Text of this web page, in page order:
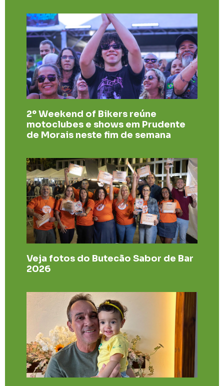
2º Weekend of Bikers reúne
motoclubes e shows em Prudente
de Morais neste fim de semana
Veja fotos do Butecão Sabor de Bar
2026